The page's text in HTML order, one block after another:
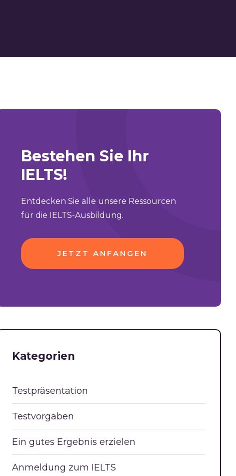
Bestehen Sie Ihr
IELTS!
Entdecken Sie alle unsere Ressourcen
für die IELTS-Ausbildung.
JETZT ANFANGEN
Kategorien
Testpräsentation
Testvorgaben
Ein gutes Ergebnis erzielen
Anmeldung zum IELTS